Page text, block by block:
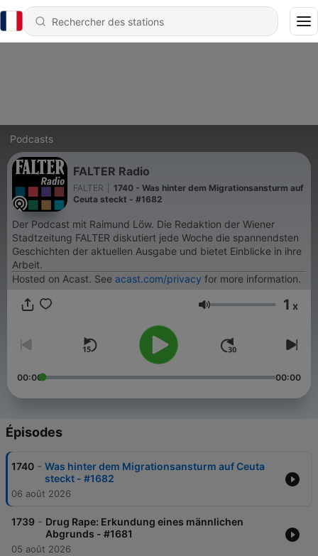
Podcasts
FALTER Radio
FALTER
1740 - Was hinter dem Migrationsansturm auf
Ceuta steckt - #1682
Der Podcast mit Raimund Löw. Die Redaktion der Wiener
Stadtzeitung FALTER diskutiert jede Woche die spannendsten
Geschichten der aktuellen Ausgabe und bietet Einblicke in ihre
Arbeit.
Hosted on Acast. See acast.com/privacy for more information.
Volume 1 x
00:00 00:00
Épisodes
1740 - Was hinter dem Migrationsansturm auf Ceuta
steckt - #1682
06 août 2026
1739 - Drug Rape: Erkundung eines männlichen
Abgrunds - #1681
05 août 2026